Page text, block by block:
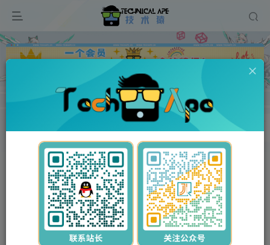
广告
维修资料 夏普/SHARP 正文
此内容为付费资源，请付费后查看
Y币5 Y币10
【VIP】普通会员 Y币3 【SVIP】至尊会员
立即购买
您当前未登录！建议登录后购买，可保存购买订单。